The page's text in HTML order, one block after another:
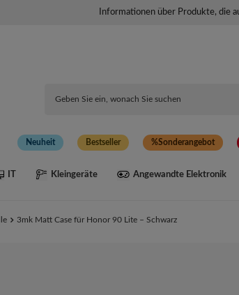
Informationen über Produkte, die
Neuheit Bestseller Sonderangebot
IT Kleingeräte Angewandte Elektronik
3mk Matt Case für Honor 90 Lite – Schwarz